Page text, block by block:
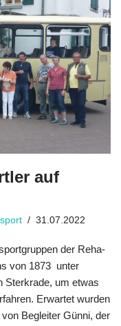
auf
31.07.2022
der Reha-
von 1873 unter
Sterkrade, um etwas
Erwartet wurden
Begleiter Günni, der